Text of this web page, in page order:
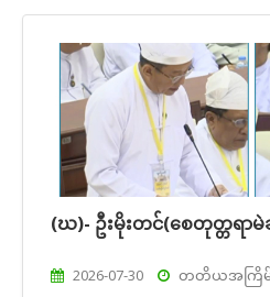
(ဃ)- ဦးမိုးတင်(စေတုတ္တရာ
2026-07-30 တတိယအကြိ